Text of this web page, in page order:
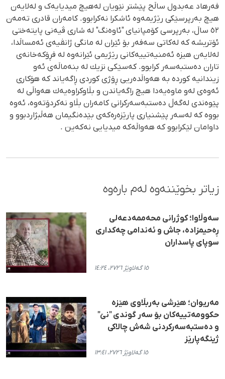
فەرهاد عەبدول ساڵح پێشتر نێویان لەهیچ میدیایەک و لەلایەن
هیچ بەرپرسێکی رێژیمەوە ئاشکرا نەکرابوو. کامه‌ران قادری تەمەن
٥٢ ساڵ، بەرپرسی کۆمپانیای "ئاوەنگ" لە شاری ڤیەنی پایتەختی
ئۆتریشە کە لەکاتی سەفەر بۆ ئێران لە مانگی ژانڤیەی ئەمساڵدا،
لەلایەن هیزە ئەمنیەتییەکانی رێژیمی ئێرانەوە لە فڕۆکەخانەی
تاران دەستبەسەر کرابوو. كه‌سێكی نزیك له‌ بنه‌ماڵه‌ی ئه‌و
زیندانیه‌ كورده‌ به‌ هه‌واڵده‌ریی ڕۆژی كوردی ڕاگه‌یاند كه‌ هۆكاری
ئه‌وه‌ی له‌و ماوه‌یه‌دا هیچ راگه‌یاندن و بڵاوكراوه‌یه‌ك هه‌واڵی له‌
پێوه‌ندی له‌گه‌ڵ ده‌ستبه‌سه‌ركرانی كامه‌ران بڵاو نه‌كردۆته‌وه‌، ئه‌وه‌
بووه‌ كه‌ له‌سه‌ر پێشنیاری پارێزه‌ره‌كه‌ی بێده‌نگیمان هه‌ڵبژاردبوو و
داوامان لێكرابوو كه‌ هه‌واڵه‌كه‌ میدیایی نه‌كه‌ین .
زیاتر بخوێننەوە لەم بارەوە
سەوڵاوا؛ کوژرانی محەممەدعەلی
ڕەحیمزادە، جاش و ئەندامی چەکداری
سوپای پاسداران
١٥ گەلاوێژ ٢٧٢٦، ١٤:٢٤
مەریوان؛ هێرشی بەربڵاوی هێزە
حکوومەتییەکان بۆ سەر گوندی "نێ"
و دەستبەسەرکردنی شەش چالاکی
ژینگەپارێز
١٥ گەلاوێژ ٢٧٢٦، ١٣:٤١